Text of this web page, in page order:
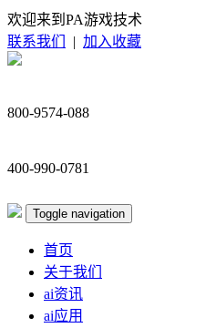
欢迎来到PA游戏技术
联系我们
| 加入收藏
800-9574-088
400-990-0781
Toggle navigation
首页
关于我们
ai资讯
ai应用